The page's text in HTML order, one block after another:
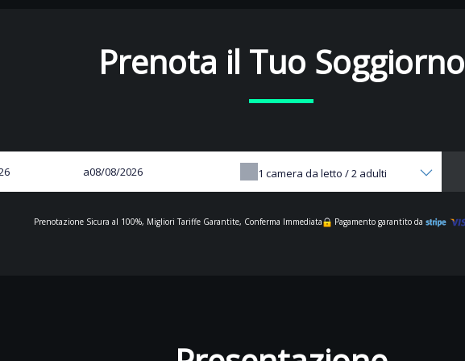
Prenota il Tuo Soggiorno
a 1 camera da letto /2 adulti
Prenotazione Sicura al 100%, Migliori Tariffe Garantite, Conferma Immediata Pagamento garantito da